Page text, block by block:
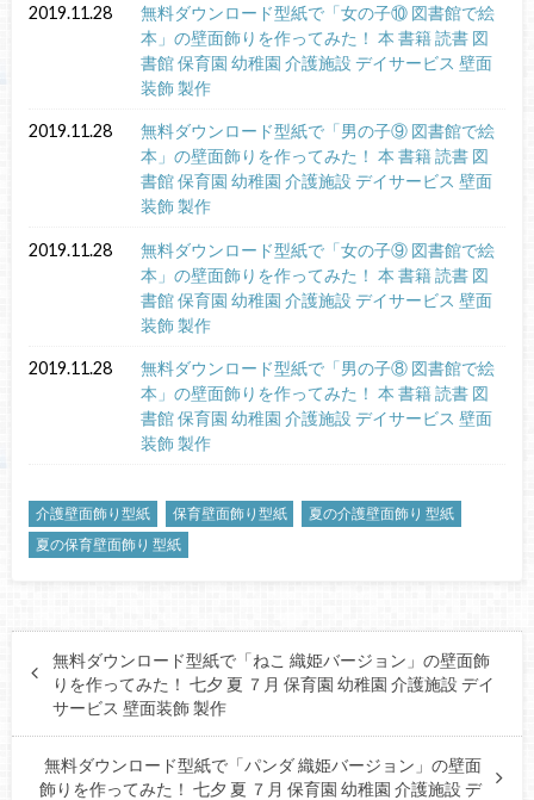
2019.11.28
無料ダウンロード型紙で「女の子⑩ 図書館で絵
本」の壁面飾りを作ってみた！ 本 書籍 読書 図
書館 保育園 幼稚園 介護施設 デイサービス 壁面
装飾 製作
2019.11.28
無料ダウンロード型紙で「男の子⑨ 図書館で絵
本」の壁面飾りを作ってみた！ 本 書籍 読書 図
書館 保育園 幼稚園 介護施設 デイサービス 壁面
装飾 製作
2019.11.28
無料ダウンロード型紙で「女の子⑨ 図書館で絵
本」の壁面飾りを作ってみた！ 本 書籍 読書 図
書館 保育園 幼稚園 介護施設 デイサービス 壁面
装飾 製作
2019.11.28
無料ダウンロード型紙で「男の子⑧ 図書館で絵
本」の壁面飾りを作ってみた！ 本 書籍 読書 図
書館 保育園 幼稚園 介護施設 デイサービス 壁面
装飾 製作
介護壁面飾り型紙 保育壁面飾り型紙
夏の介護壁面飾り 型紙
夏の保育壁面飾り 型紙
無料ダウンロード型紙で「ねこ 織姫バージョン」の壁面飾
りを作ってみた！ 七夕 夏 ７月 保育園 幼稚園 介護施設 デイ
サービス 壁面装飾 製作
無料ダウンロード型紙で「パンダ 織姫バージョン」の壁面
飾りを作ってみた！ 七夕 夏 ７月 保育園 幼稚園 介護施設 デ